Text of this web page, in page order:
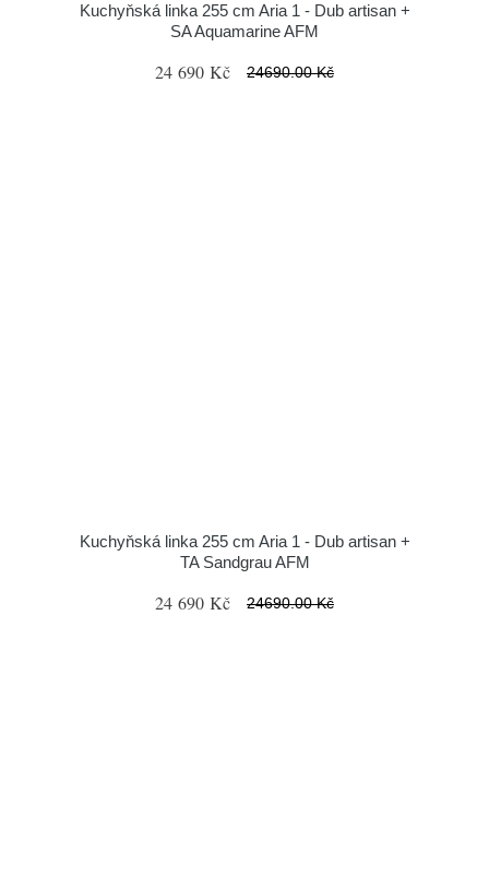
Kuchyňská linka 255 cm Aria 1 - Dub artisan +
SA Aquamarine AFM
24 690 Kč 24690.00 Kč
Kuchyňská linka 255 cm Aria 1 - Dub artisan +
TA Sandgrau AFM
24 690 Kč 24690.00 Kč